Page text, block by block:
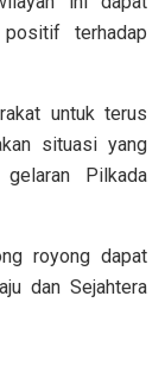
terhadap
untuk terus
situasi yang
Pilkada
royong dapat
dan Sejahtera